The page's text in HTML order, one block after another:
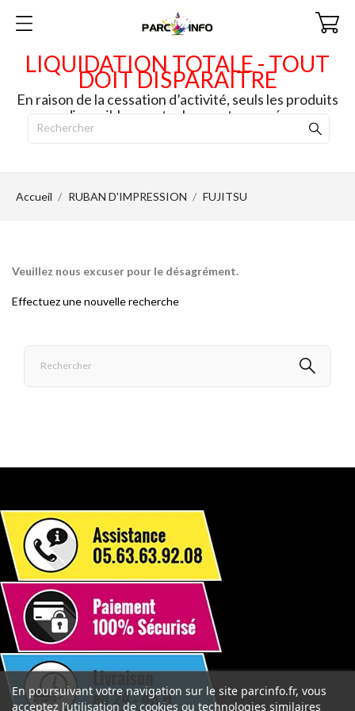
LIQUIDATION TOTALE - TOUT
DOIT DISPARAITRE
En raison de la cessation d’activité, seuls les produits
disponibles en stock seront envoyés.
Accueil RUBAN D'IMPRESSION FUJITSU
Veuillez nous excuser pour le désagrément.
Effectuez une nouvelle recherche
En poursuivant votre navigation sur le site parcinfo.fr, vous
acceptez l’utilisation de cookies ou technologies similaires